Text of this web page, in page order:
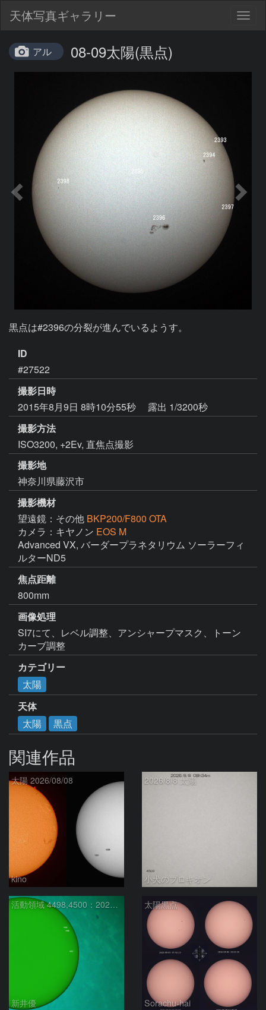
天体写真ギャラリー
アル 08-09太陽(黒点)
黒点は#2396の分裂が進んでいるようす。
ID
#27522
撮影日時
2015年8月9日 8時10分55秒
露出 1/3200秒
撮影方法
ISO3200, +2Ev, 直焦点撮影
撮影地
神奈川県藤沢市
撮影機材
望遠鏡：その他 BKP200/F800 OTA
カメラ：キヤノン EOS M
Advanced VX, バーダープラネタリウム ソーラーフィ
ルターND5
焦点距離
800mm
画像処理
SI7にて、レベル調整、アンシャープマスク、トーン
カーブ調整
カテゴリー
太陽
天体
太陽
黒点
関連作品
太陽 2026/08/08
kino
2026/8/8 太陽
小犬のプロキオン
活動領域 4498,4500：2026/08/08
新井優
太陽黒点
Sorachu-hai